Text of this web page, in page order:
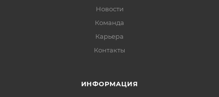
Новости
Команда
Карьера
Контакты
ИНФОРМАЦИЯ